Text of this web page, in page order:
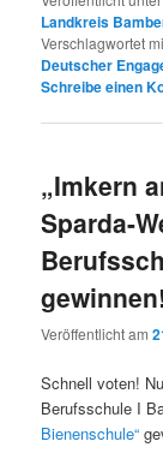
Landkreis
Verschlagwortet
Deutscher
Schreibe einen
„Imkern
Sparda-
gewinnen!
Veröffentlicht am
Schnell voten!
Berufsschule I
Bienenschule“